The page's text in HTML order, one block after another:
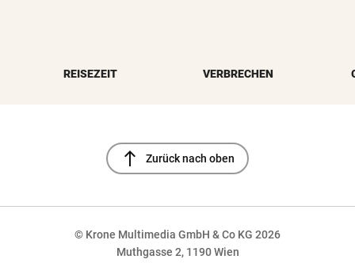
REISEZEIT VERBRECHEN
north Zurück nach oben
© Krone Multimedia GmbH & Co KG 2026
Muthgasse 2, 1190 Wien